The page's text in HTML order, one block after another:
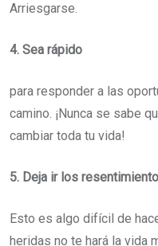
Arriesgarse.
4. Sea rápido
para responder a las
camino. ¡Nunca se sabe
cambiar toda tu vida!
5. Deja ir los
Esto es algo difícil de
heridas no te hará la vida